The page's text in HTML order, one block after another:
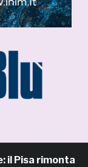
rimonta e vince